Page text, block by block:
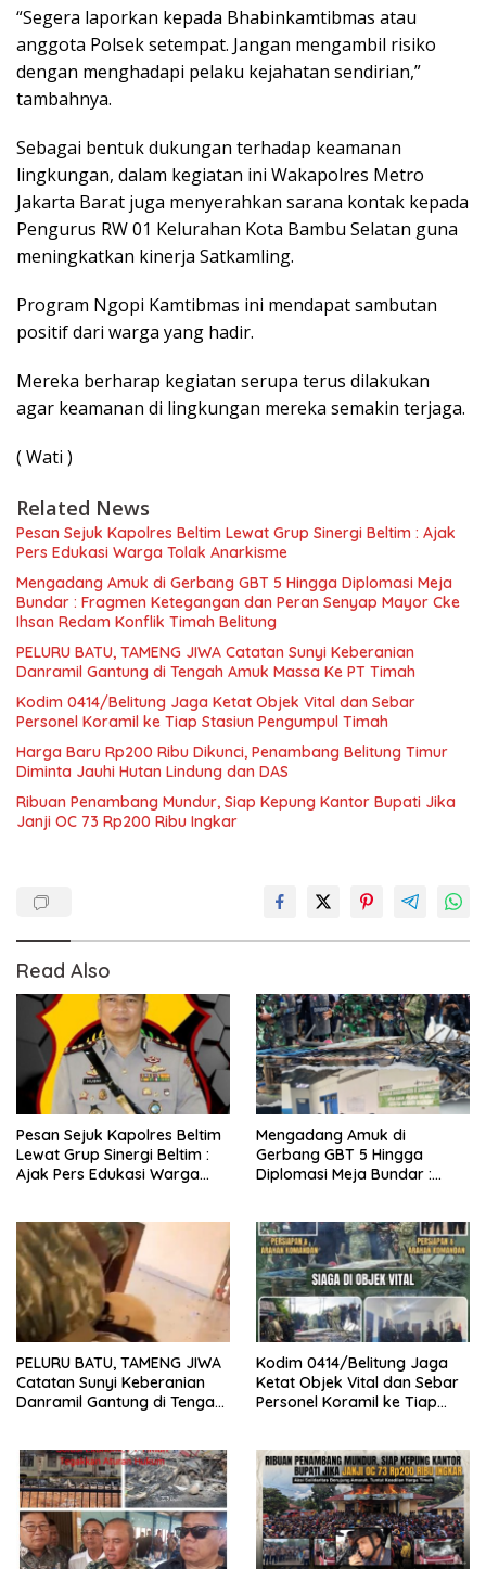
“Segera laporkan kepada Bhabinkamtibmas atau
anggota Polsek setempat. Jangan mengambil risiko
dengan menghadapi pelaku kejahatan sendirian,”
tambahnya.
Sebagai bentuk dukungan terhadap keamanan
lingkungan, dalam kegiatan ini Wakapolres Metro
Jakarta Barat juga menyerahkan sarana kontak kepada
Pengurus RW 01 Kelurahan Kota Bambu Selatan guna
meningkatkan kinerja Satkamling.
Program Ngopi Kamtibmas ini mendapat sambutan
positif dari warga yang hadir.
Mereka berharap kegiatan serupa terus dilakukan
agar keamanan di lingkungan mereka semakin terjaga.
( Wati )
Related News
Pesan Sejuk Kapolres Beltim Lewat Grup Sinergi Beltim : Ajak
Pers Edukasi Warga Tolak Anarkisme
Mengadang Amuk di Gerbang GBT 5 Hingga Diplomasi Meja
Bundar : Fragmen Ketegangan dan Peran Senyap Mayor Cke
Ihsan Redam Konflik Timah Belitung
PELURU BATU, TAMENG JIWA Catatan Sunyi Keberanian
Danramil Gantung di Tengah Amuk Massa Ke PT Timah
Kodim 0414/Belitung Jaga Ketat Objek Vital dan Sebar
Personel Koramil ke Tiap Stasiun Pengumpul Timah
Harga Baru Rp200 Ribu Dikunci, Penambang Belitung Timur
Diminta Jauhi Hutan Lindung dan DAS
Ribuan Penambang Mundur, Siap Kepung Kantor Bupati Jika
Janji OC 73 Rp200 Ribu Ingkar
Read Also
Pesan Sejuk Kapolres Beltim
Lewat Grup Sinergi Beltim :
Ajak Pers Edukasi Warga
Mengadang Amuk di
Gerbang GBT 5 Hingga
Diplomasi Meja Bundar :
Ihsan Redam Konflik Timah
Belitung
PELURU BATU, TAMENG JIWA
Catatan Sunyi Keberanian
Danramil Gantung di Tengah
Kodim 0414/Belitung Jaga
Ketat Objek Vital dan Sebar
Personel Koramil ke Tiap